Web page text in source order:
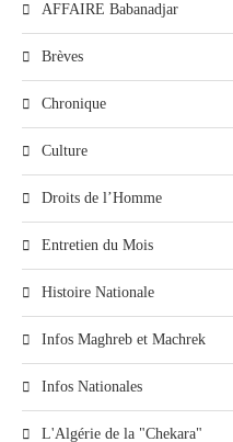
AFFAIRE Babanadjar
Brèves
Chronique
Culture
Droits de l’Homme
Entretien du Mois
Histoire Nationale
Infos Maghreb et Machrek
Infos Nationales
L'Algérie de la "Chekara"